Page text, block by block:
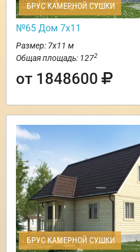
БРУС КАМЕРНОЙ СУШКИ
№65 Дом 7х11
Размер: 7х11 м
Общая площадь: 1272
от 1848600
БРУС КАМЕРНОЙ СУШКИ